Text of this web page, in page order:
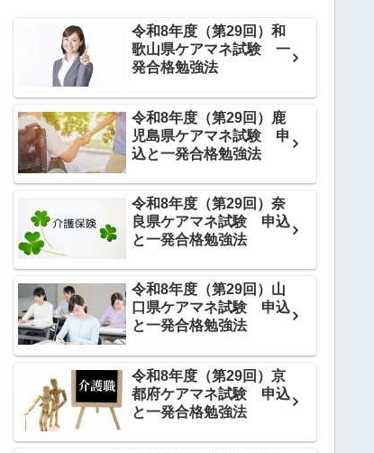
令和8年度（第29回）和
歌山県ケアマネ試験 一
発合格勉強法
令和8年度（第29回）鹿
児島県ケアマネ試験 申
込と一発合格勉強法
令和8年度（第29回）奈
良県ケアマネ試験 申込
と一発合格勉強法
令和8年度（第29回）山
口県ケアマネ試験 申込
と一発合格勉強法
令和8年度（第29回）京
都府ケアマネ試験 申込
と一発合格勉強法